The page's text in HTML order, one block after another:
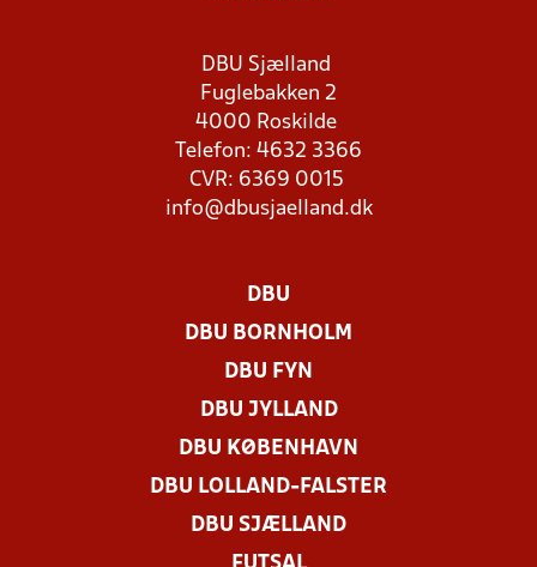
DBU Sjælland
Fuglebakken 2
4000 Roskilde
Telefon: 4632 3366
CVR: 6369 0015
info@dbusjaelland.dk
DBU
DBU BORNHOLM
DBU FYN
DBU JYLLAND
DBU KØBENHAVN
DBU LOLLAND-FALSTER
DBU SJÆLLAND